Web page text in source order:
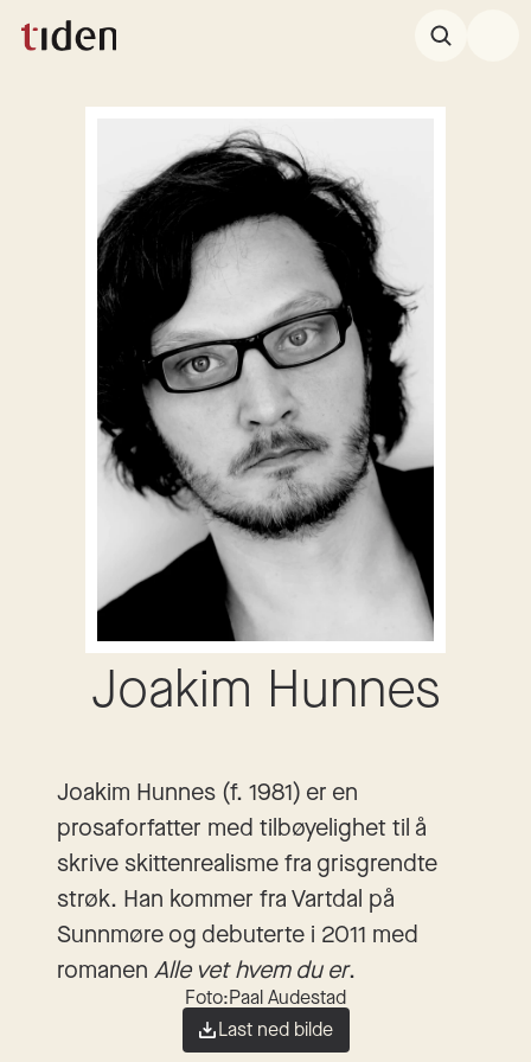
Joakim Hunnes
Joakim Hunnes (f. 1981) er en
prosaforfatter med tilbøyelighet til å
skrive skittenrealisme fra grisgrendte
strøk. Han kommer fra Vartdal på
Sunnmøre og debuterte i 2011 med
romanen Alle vet hvem du er.
Foto:Paal Audestad
Last ned bilde